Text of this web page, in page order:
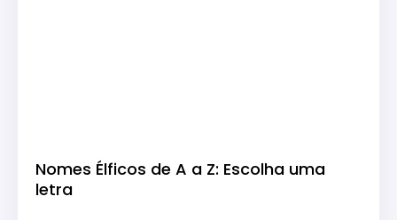
Nomes Élficos de A a Z: Escolha uma
letra